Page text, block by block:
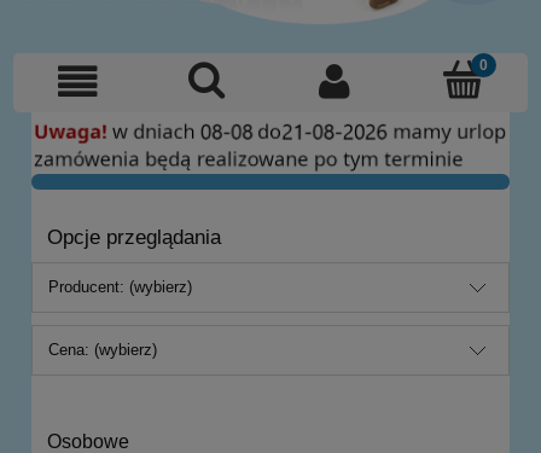
Opcje przeglądania
Producent: (wybierz)
Cena: (wybierz)
Osobowe